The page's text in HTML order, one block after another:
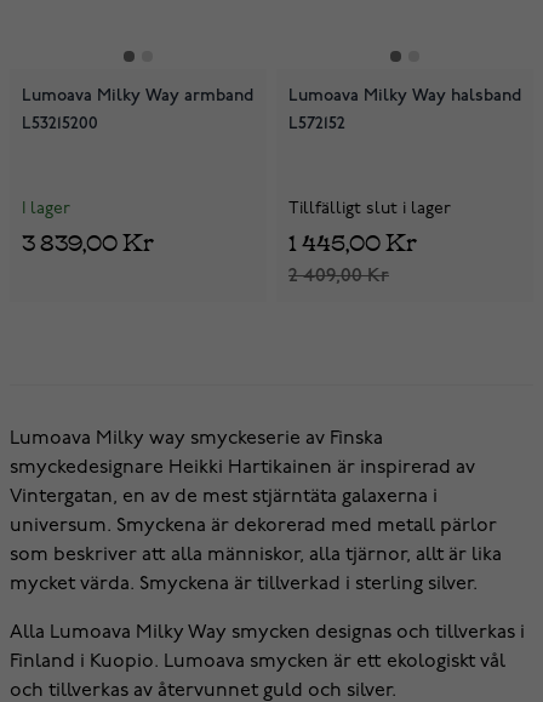
Lumoava Milky Way armband
L53215200
I lager
3 839,00 Kr
Lumoava Milky Way halsband
L572152
Tillfälligt slut i lager
2 409,00 Kr
1 445,00 Kr
Lumoava Milky way smyckeserie av Finska
smyckedesignare Heikki Hartikainen är inspirerad av
Vintergatan, en av de mest stjärntäta galaxerna i
universum. Smyckena är dekorerad med metall pärlor
som beskriver att alla människor, alla tjärnor, allt är lika
mycket värda. Smyckena är tillverkad i sterling silver.
Alla Lumoava Milky Way smycken designas och tillverkas i
Finland i Kuopio. Lumoava smycken är ett ekologiskt vål
och tillverkas av återvunnet guld och silver.